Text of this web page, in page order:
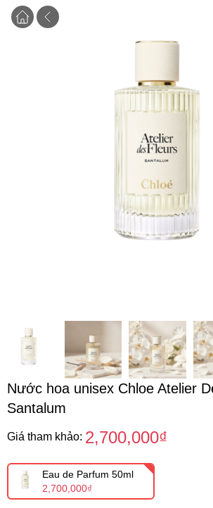
Nước hoa unisex Chloe Atelier
Santalum
Giá tham khảo: 2,700,000₫
Eau de Parfum 50ml
2,700,000₫